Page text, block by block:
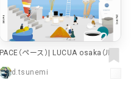
PACE（ペース）| LUCUA osaka（ルク
d.tsunemi